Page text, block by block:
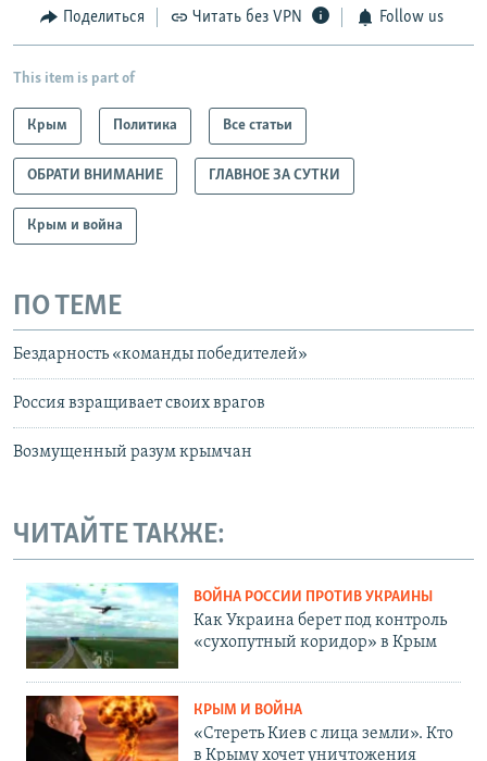
Поделиться Читать без VPN Follow us
This item is part of
Крым Политика Все статьи
ОБРАТИ ВНИМАНИЕ ГЛАВНОЕ ЗА СУТКИ
Крым и война
ПО ТЕМЕ
Бездарность «команды победителей»
Россия взращивает своих врагов
Возмущенный разум крымчан
ЧИТАЙТЕ ТАКЖЕ:
ВОЙНА РОССИИ ПРОТИВ УКРАИНЫ
Как Украина берет под контроль
«сухопутный коридор» в Крым
КРЫМ И ВОЙНА
«Стереть Киев с лица земли». Кто
в Крыму хочет уничтожения